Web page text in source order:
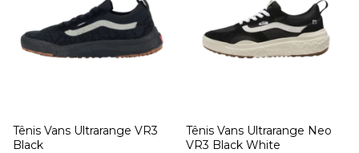
Tênis Vans Ultrarange VR3
Black
Tênis Vans Ultrarange Neo
VR3 Black White